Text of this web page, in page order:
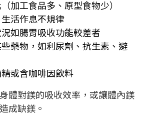
加工食品多、原型食物少）
活作息不規律
如腸胃吸收功能較差者
藥物，如利尿劑、抗生素、避
或含咖啡因飲料
體對鎂的吸收效率，或讓體內鎂
成缺鎂。